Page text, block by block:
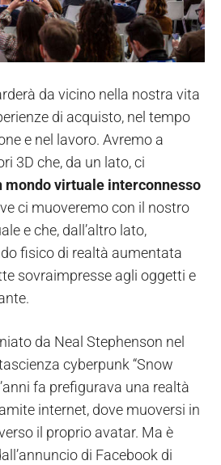
da vicino nella nostra vita
di acquisto, nel tempo
e nel lavoro. Avremo a
3D che, da un lato, ci
mondo virtuale interconnesso
ci muoveremo con il nostro
e che, dall’altro lato,
fisico di realtà aumentata
sovraimpresse agli oggetti e
da Neal Stephenson nel
cyberpunk “Snow
fa prefigurava una realtà
internet, dove muoversi in
il proprio avatar. Ma è
di Facebook di